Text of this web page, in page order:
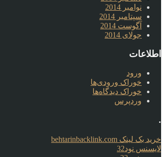
نوامبر 2014
سپتامبر 2014
آگوست 2014
جولای 2014
اطلاعات
ورود
خوراک ورودی‌ها
خوراک دیدگاه‌ها
وردپرس
.
خرید بک لینک behtarinbacklink.com
لایسنس نود32